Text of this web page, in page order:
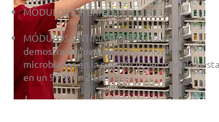
MÓDULOS ESTÉRILES
MÓDULOS ANTIMICROBIANOS: se ha
demostrado que reducen los niveles
microbianos en la superficie del módulo hasta
en un 99 % en 24 horas.